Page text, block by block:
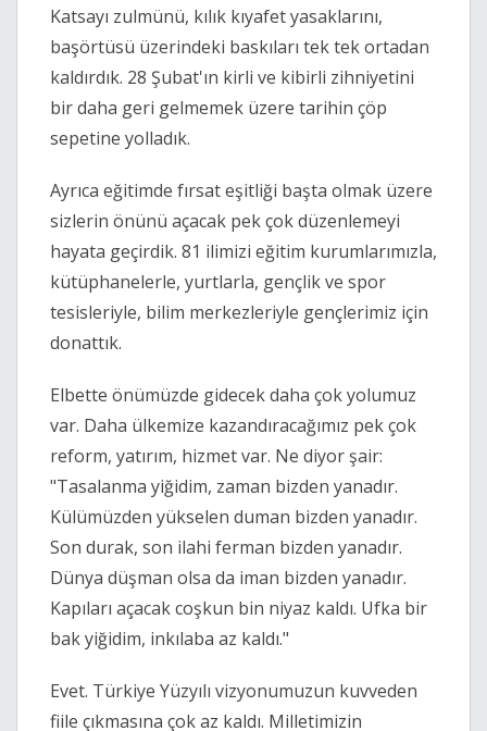
Katsayı zulmünü, kılık kıyafet yasaklarını,
başörtüsü üzerindeki baskıları tek tek ortadan
kaldırdık. 28 Şubat'ın kirli ve kibirli zihniyetini
bir daha geri gelmemek üzere tarihin çöp
sepetine yolladık.
Ayrıca eğitimde fırsat eşitliği başta olmak üzere
sizlerin önünü açacak pek çok düzenlemeyi
hayata geçirdik. 81 ilimizi eğitim kurumlarımızla,
kütüphanelerle, yurtlarla, gençlik ve spor
tesisleriyle, bilim merkezleriyle gençlerimiz için
donattık.
Elbette önümüzde gidecek daha çok yolumuz
var. Daha ülkemize kazandıracağımız pek çok
reform, yatırım, hizmet var. Ne diyor şair:
"Tasalanma yiğidim, zaman bizden yanadır.
Külümüzden yükselen duman bizden yanadır.
Son durak, son ilahi ferman bizden yanadır.
Dünya düşman olsa da iman bizden yanadır.
Kapıları açacak coşkun bin niyaz kaldı. Ufka bir
bak yiğidim, inkılaba az kaldı."
Evet. Türkiye Yüzyılı vizyonumuzun kuvveden
fiile çıkmasına çok az kaldı. Milletimizin